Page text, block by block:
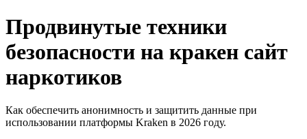
Продвинутые техники
безопасности на кракен сайт
наркотиков
Как обеспечить анонимность и защитить данные при
использовании платформы Kraken в 2026 году.